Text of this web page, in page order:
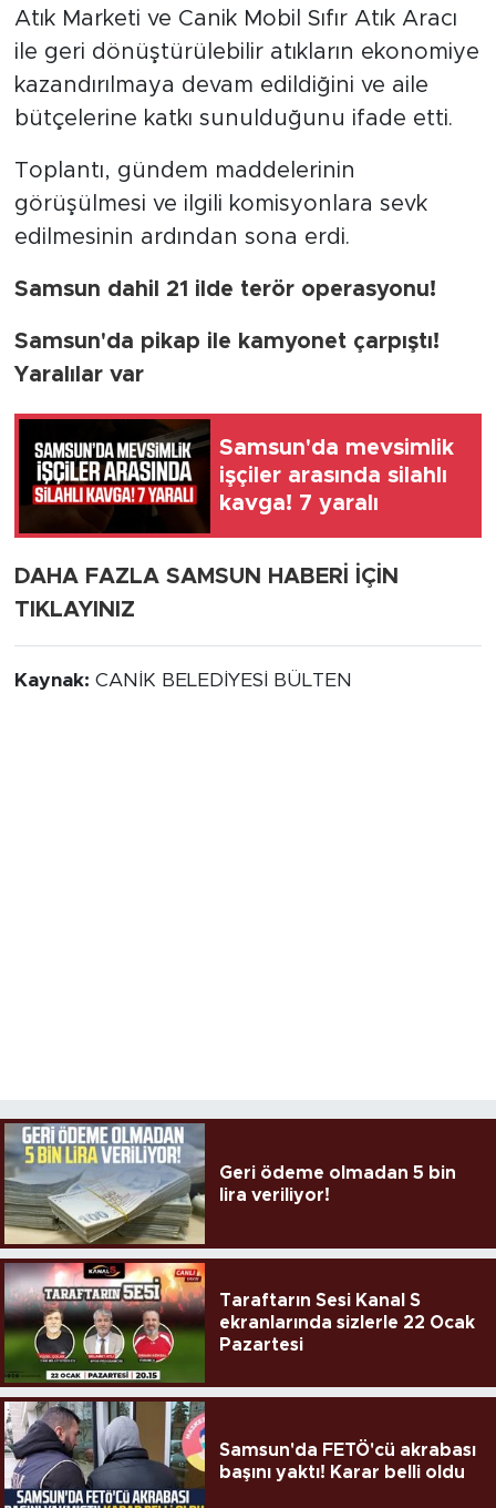
Atık Marketi ve Canik Mobil Sıfır Atık Aracı
ile geri dönüştürülebilir atıkların ekonomiye
kazandırılmaya devam edildiğini ve aile
bütçelerine katkı sunulduğunu ifade etti.
Toplantı, gündem maddelerinin
görüşülmesi ve ilgili komisyonlara sevk
edilmesinin ardından sona erdi.
Samsun dahil 21 ilde terör operasyonu!
Samsun'da pikap ile kamyonet çarpıştı!
Yaralılar var
Samsun'da mevsimlik
işçiler arasında silahlı
kavga! 7 yaralı
DAHA FAZLA SAMSUN HABERİ İÇİN
TIKLAYINIZ
Kaynak: CANİK BELEDİYESİ BÜLTEN
Geri ödeme olmadan 5 bin
lira veriliyor!
Taraftarın Sesi Kanal S
ekranlarında sizlerle 22 Ocak
Pazartesi
Samsun'da FETÖ'cü akrabası
başını yaktı! Karar belli oldu